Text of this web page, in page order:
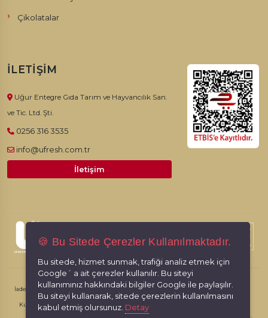
Çikolatalar
İLETIŞIM
Uğur Entegre Gıda Tarım ve Hayvancılık San.
ve Tic. Ltd. Şti.
0256 316 3535
info@ufresh.com.tr
İletişim
© 2026, Ufresh. Tüm hakları saklıdır.
İade İptal Şartları Kişisel Verilerin Korunması Gizlilik İlkeleri
Kullanım Koşulları
🍪 Bu Sitede Çerezler Kullanılmaktadır.
Bu sitede, hizmet sunmak, trafiği analiz etmek için
Google´ a ait çerezler kullanılır. Bu siteyi
kullanımınız hakkındaki bilgiler Google ile paylaşılır.
Bu siteyi kullanarak, sitede çerezlerin kullanılmasını
kabul etmiş olursunuz. Detay